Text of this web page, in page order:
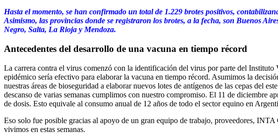
Hasta el momento, se han confirmado un total de 1.229 brotes positivos,
Asimismo, las provincias donde se registraron los brotes, a la fecha, son Buenos
Negro, Salta, La Rioja y Mendoza.
Antecedentes del desarrollo de una vacuna en tiempo récord
La carrera contra el virus comenzó con la identificación del virus por parte del
epidémico sería efectivo para elaborar la vacuna en tiempo récord. Asumimos la
nuestras áreas de bioseguridad a elaborar nuevos lotes de antígenos de las cepas del
descanso de varias semanas cumplimos con nuestro compromiso. El 11 de diciembre
de dosis. Esto equivale al consumo anual de 12 años de todo el sector equino en
Eso solo fue posible gracias al apoyo de un gran equipo de trabajo, proveedores,
vivimos en estas semanas.